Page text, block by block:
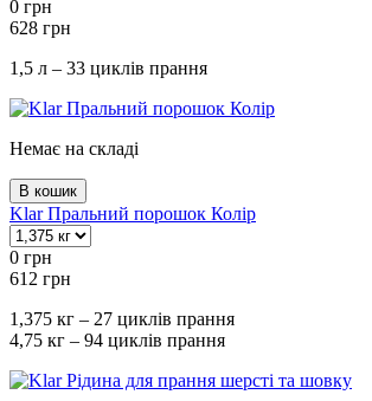
0 грн
628 грн
1,5 л – 33 циклів прання
Немає на складі
В кошик
Klar Пральний порошок Колір
0 грн
612 грн
1,375 кг – 27 циклів прання
4,75 кг – 94 циклів прання